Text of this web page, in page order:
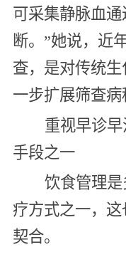
可采集静脉血
断。”她说，近
查，是对传统
一步扩展筛查病
重视早诊
手段之一
饮食管理
疗方式之一，这
契合。